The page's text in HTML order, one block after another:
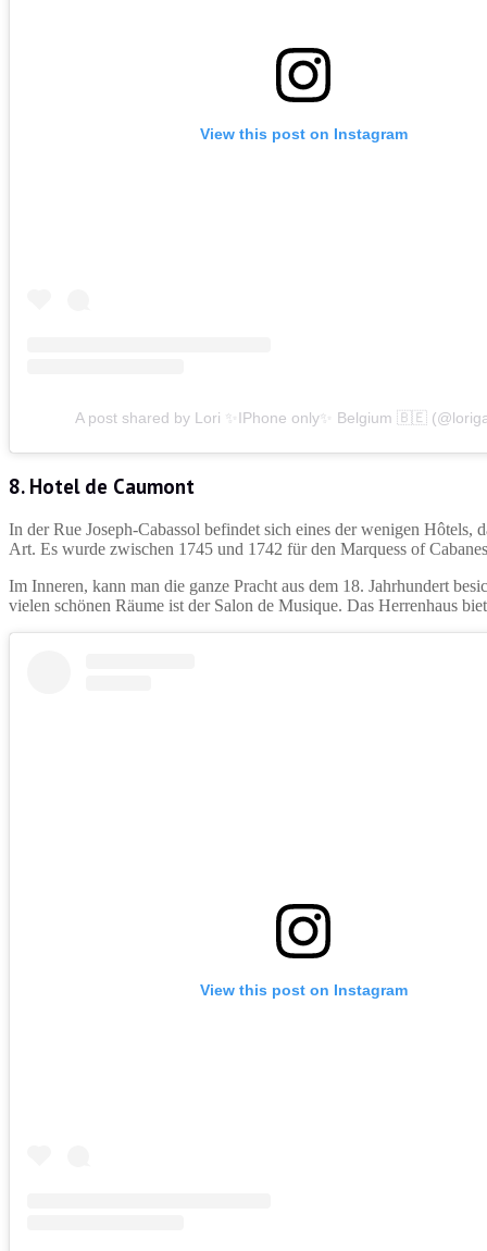
View this post on Instagram
A post shared by Lori ✨IPhone only✨ Belgium 🇧🇪
8. Hotel de Caumont
In der Rue Joseph-Cabassol befindet sich eines der wenigen
Art. Es wurde zwischen 1745 und 1742 für den Marquess of
Im Inneren, kann man die ganze Pracht aus dem 18. Jahrhundert
vielen schönen Räume ist der Salon de Musique. Das Herrenhaus
View this post on Instagram